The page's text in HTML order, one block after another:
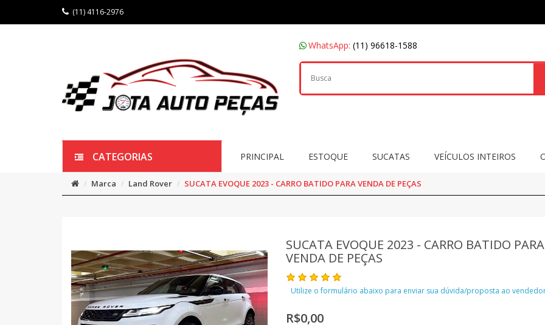
(11) 4116-2976
WhatsApp: (11) 96618-1588
CATEGORIAS PRINCIPAL ESTOQUE SUCATAS VEÍCULOS INTEIROS
Marca Land Rover SUCATA EVOQUE 2023 - CARRO BATIDO PARA VENDA DE PEÇAS
SUCATA EVOQUE 2023 - CARRO BATIDO PARA
VENDA DE PEÇAS
Utilize o formulário abaixo para enviar sua dúvida/proposta ao
R$0,00